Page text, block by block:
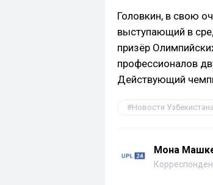
Головкин, в свою
выступающий в
призёр
профессионалов
Действующий
Новости Узбекистана
Мона